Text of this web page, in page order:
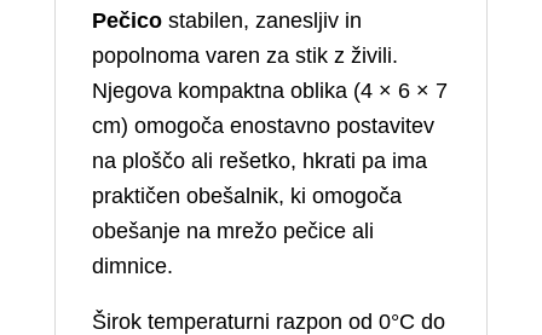
Pečicostabilen, zanesljiv in
popolnoma varen za stik z živili.
Njegova kompaktna oblika (4 × 6 × 7
cm) omogoča enostavno postavitev
na ploščo ali rešetko, hkrati pa ima
praktičen obešalnik, ki omogoča
obešanje na mrežo pečice ali
dimnice.
Širok temperaturni razpon od 0°C do